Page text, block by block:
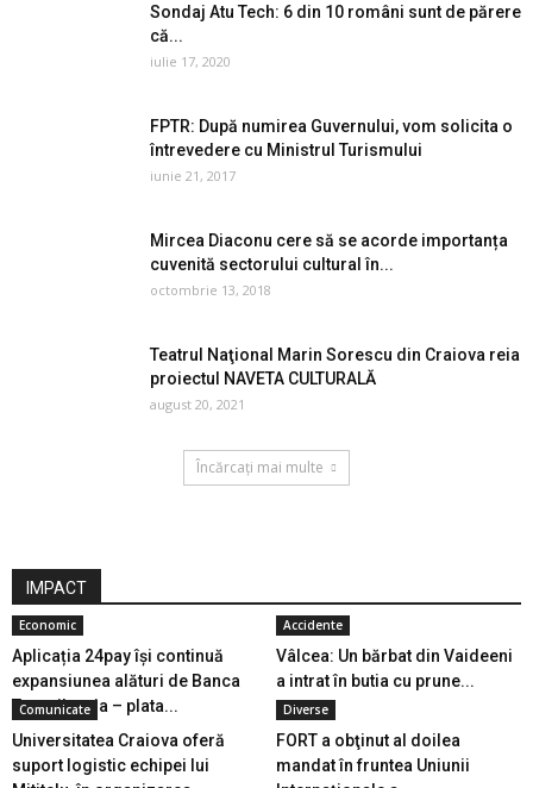
Sondaj Atu Tech: 6 din 10 români sunt de părere
că...
iulie 17, 2020
FPTR: După numirea Guvernului, vom solicita o
întrevedere cu Ministrul Turismului
iunie 21, 2017
Mircea Diaconu cere să se acorde importanța
cuvenită sectorului cultural în...
octombrie 13, 2018
Teatrul Naţional Marin Sorescu din Craiova reia
proiectul NAVETA CULTURALĂ
august 20, 2021
Încărcați mai multe
IMPACT
Economic
Aplicația 24pay își continuă
expansiunea alături de Banca
Transilvania – plata...
Accidente
Vâlcea: Un bărbat din Vaideeni
a intrat în butia cu prune...
Comunicate
Universitatea Craiova oferă
suport logistic echipei lui
Diverse
FORT a obţinut al doilea
mandat în fruntea Uniunii